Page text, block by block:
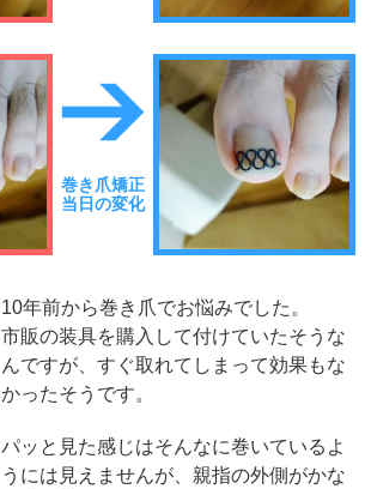
巻き爪矯正
当日の変化
10年前から巻き爪でお悩みでした。
市販の装具を購入して付けていたそうな
んですが、すぐ取れてしまって効果もな
かったそうです。
パッと見た感じはそんなに巻いているよ
うには見えませんが、親指の外側がかな